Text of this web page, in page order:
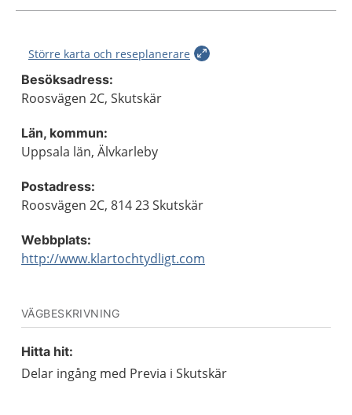
Större karta och reseplanerare
Besöksadress:
Roosvägen 2C, Skutskär
Län, kommun:
Uppsala län, Älvkarleby
Postadress:
Roosvägen 2C, 814 23 Skutskär
Webbplats:
http://www.klartochtydligt.com
VÄGBESKRIVNING
Hitta hit:
Delar ingång med Previa i Skutskär